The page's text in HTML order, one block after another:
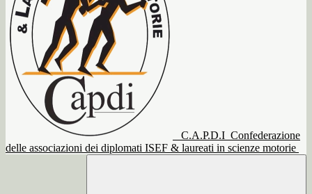
C.A.P.D.I Confederazione
delle associazioni dei diplomati ISEF & laureati in scienze motorie